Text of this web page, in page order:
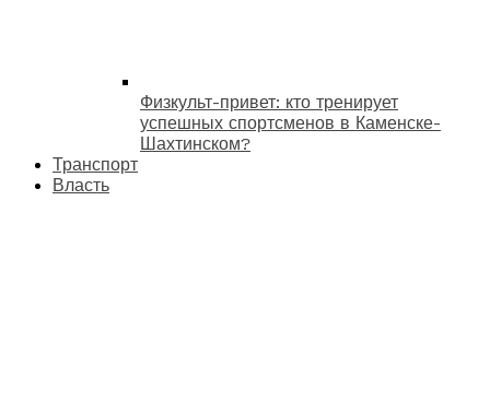
Физкульт-привет: кто тренирует
успешных спортсменов в Каменске-
Шахтинском?
Транспорт
Власть